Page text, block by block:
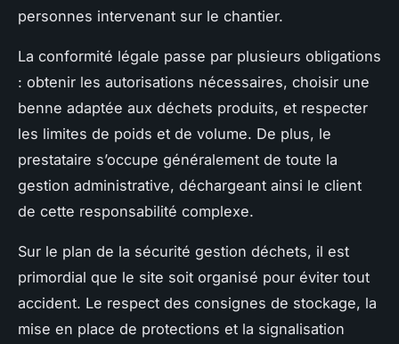
personnes intervenant sur le chantier.
La conformité légale passe par plusieurs obligations
: obtenir les autorisations nécessaires, choisir une
benne adaptée aux déchets produits, et respecter
les limites de poids et de volume. De plus, le
prestataire s’occupe généralement de toute la
gestion administrative, déchargeant ainsi le client
de cette responsabilité complexe.
Sur le plan de la sécurité gestion déchets, il est
primordial que le site soit organisé pour éviter tout
accident. Le respect des consignes de stockage, la
mise en place de protections et la signalisation